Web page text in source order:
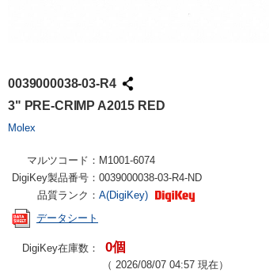
0039000038-03-R4
3" PRE-CRIMP A2015 RED
Molex
マルツコード： M1001-6074
DigiKey製品番号： 0039000038-03-R4-ND
品質ランク： A(DigiKey)
データシート
DigiKey在庫数： 0個
（ 2026/08/07 04:57 現在）